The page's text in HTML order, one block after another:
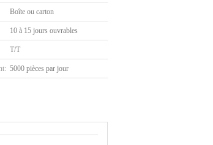
Boîte ou carton
10 à 15 jours ouvrables
T/T
5000 pièces par jour